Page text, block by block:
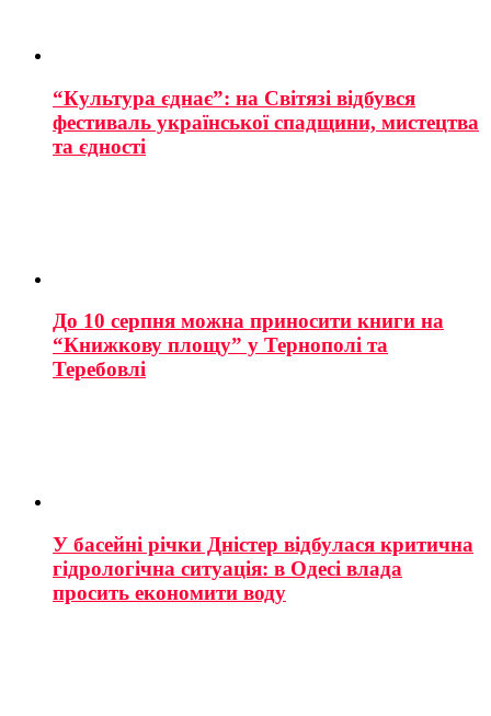
“Культура єднає”: на Світязі відбувся
фестиваль української спадщини, мистецтва
та єдності
До 10 серпня можна приносити книги на
“Книжкову площу” у Тернополі та
Теребовлі
У басейні річки Дністер відбулася критична
гідрологічна ситуація: в Одесі влада
просить економити воду